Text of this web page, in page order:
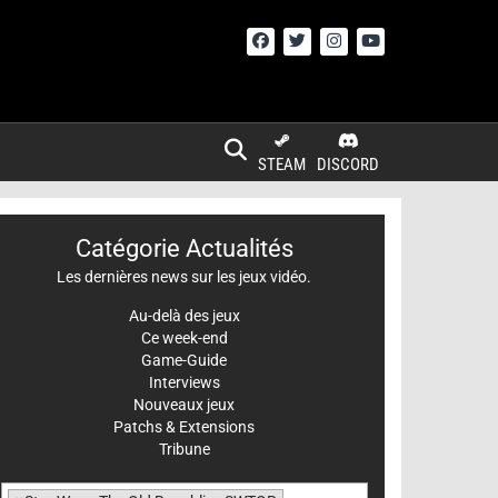
DISCORD
STEAM
Catégorie Actualités
Les dernières news sur les jeux vidéo.
Au-delà des jeux
Ce week-end
Game-Guide
Interviews
Nouveaux jeux
Patchs & Extensions
Tribune